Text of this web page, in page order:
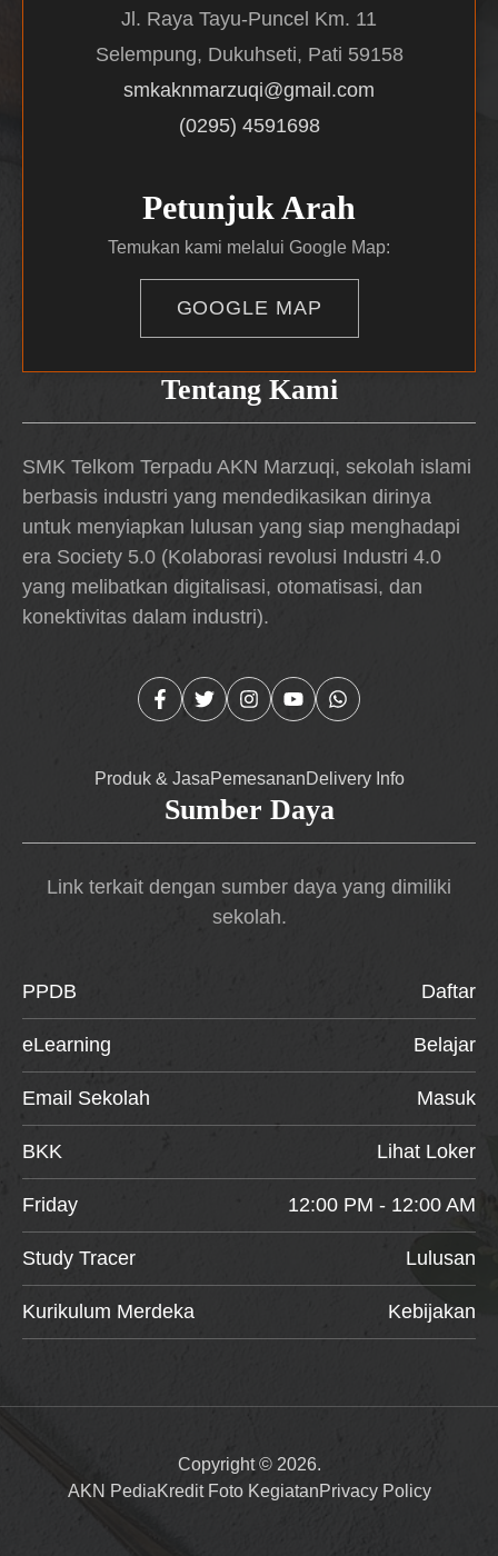
Tentang Kami
SMK Telkom Terpadu AKN Marzuqi, sekolah islami
berbasis industri yang mendedikasikan dirinya
untuk menyiapkan lulusan yang siap menghadapi
era Society 5.0 (Kolaborasi revolusi Industri 4.0
yang melibatkan digitalisasi, otomatisasi, dan
konektivitas dalam industri).
Produk & JasaPemesananDelivery Info
Jl. Raya Tayu-Puncel Km. 11
Selempung, Dukuhseti, Pati 59158
smkaknmarzuqi@gmail.com
(0295) 4591698
Petunjuk Arah
Temukan kami melalui Google Map:
GOOGLE MAP
Sumber Daya
Link terkait dengan sumber daya yang dimiliki
sekolah.
PPDB Daftar
eLearning Belajar
Email Sekolah Masuk
BKK Lihat Loker
Friday 12:00 PM - 12:00 AM
Study Tracer Lulusan
Kurikulum Merdeka Kebijakan
Copyright © 2026.
AKN PediaKredit Foto KegiatanPrivacy Policy